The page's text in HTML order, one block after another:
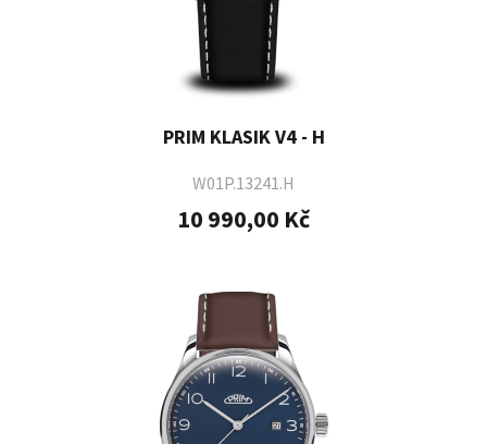
PRIM KLASIK V4 - H
W01P.13241.H
10 990,00 Kč